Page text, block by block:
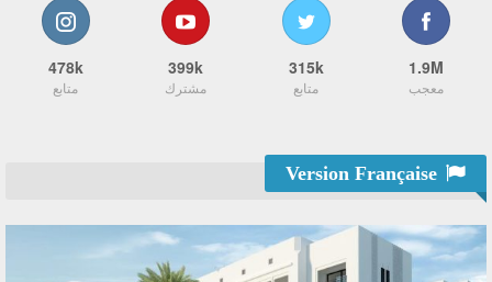
1.9M
معجب
315k
متابع
399k
مشترك
478k
متابع